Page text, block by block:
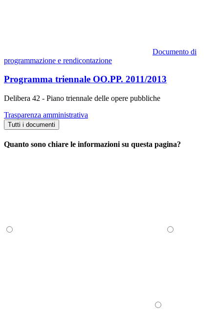
Documento di
programmazione e rendicontazione
Programma triennale OO.PP. 2011/2013
Delibera 42 - Piano triennale delle opere pubbliche
Trasparenza amministrativa
Tutti i documenti
Quanto sono chiare le informazioni su questa pagina?